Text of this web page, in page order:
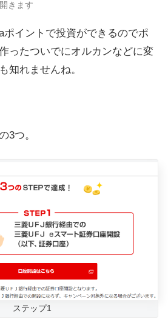
きます
ポイントで投資ができるのでポ
ったついでにオルカンなどに変
知れませんね。
3つ。
ステップ1